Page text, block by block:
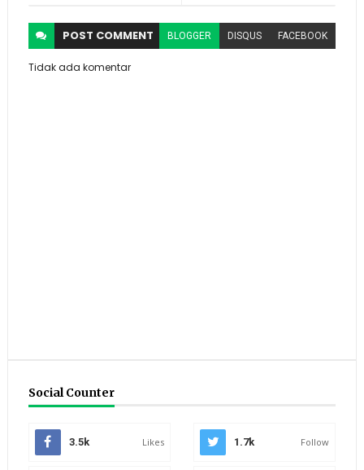
POST COMMENT BLOGGER DISQUS FACEBOOK
Tidak ada komentar
Social Counter
3.5k Likes 1.7k Follow